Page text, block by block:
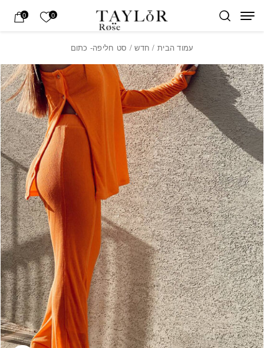
Skip to Content
0 הרשימה
0
עמוד הבית / חדש/ סט חליפה- כתום
בחזרה למעלה